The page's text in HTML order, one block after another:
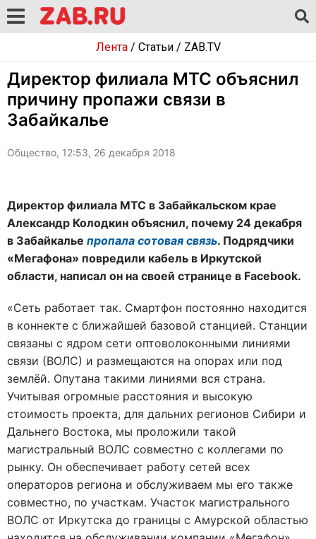
Лента/ Статьи/ ZAB.TV
Директор филиала МТС объяснил
причину пропажи связи в
Забайкалье
Общество, 12:53, 26 декабря 2018
Директор филиала МТС в Забайкальском крае
Александр Колодкин объяснил, почему 24 декабря
в Забайкалье пропала сотовая связь. Подрядчики
«Мегафона» повредили кабель в Иркутской
области, написал он на своей странице в Facebook.
«Сеть работает так. Смартфон постоянно находится
в коннекте с ближайшей базовой станцией. Станции
связаны с ядром сети оптоволоконными линиями
связи (ВОЛС) и размещаются на опорах или под
землёй. Опутана такими линиями вся страна.
Учитывая огромные расстояния и высокую
стоимость проекта, для дальних регионов Сибири и
Дальнего Востока, мы проложили такой
магистральный ВОЛС совместно с коллегами по
рынку. Он обеспечивает работу сетей всех
операторов региона и обслуживаем мы его также
совместно, по участкам. Участок магистрального
ВОЛС от Иркутска до границы с Амурской областью